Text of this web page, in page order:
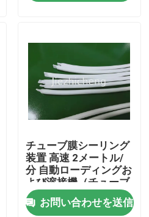
チューブ膜シーリング
装置 高速 2メートル/
分 自動ローディングお
よび溶接機（チューブ
膜用）
お問い合わせを送信